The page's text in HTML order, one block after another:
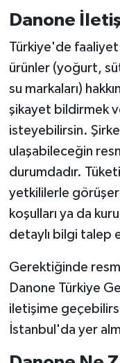
Danone
Türkiye'de faaliyet
ürünler (yoğurt,
su markaları)
şikayet bildirmek
isteyebilirsin.
ulaşabileceğin
durumdadır.
yetkililerle
koşulları ya da
detaylı bilgi talep
Gerektiğinde
Danone Türkiye
iletişime
İstanbul'da yer